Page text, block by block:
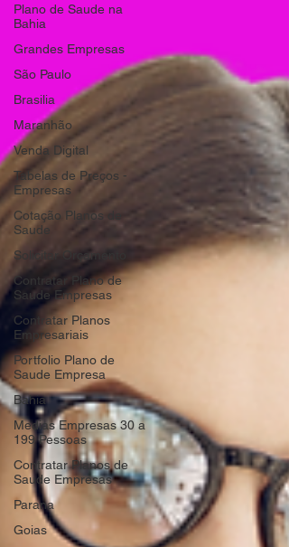
Plano de Saude na
Bahia
Grandes Empresas
São Paulo
Brasilia
Maranhão
Venda Digital
Tabelas de Preços -
Empresas
Cotação Planos de
Saude
Solicitar Orçamento
Contratar Plano de
Saude Empresas
Contratar Planos
Empresariais
Portfolio Plano de
Saude Empresa
Bahia
Medias Empresas 30 a
199 Pessoas
Contratar Planos de
Saude Empresas
Parana
Goias